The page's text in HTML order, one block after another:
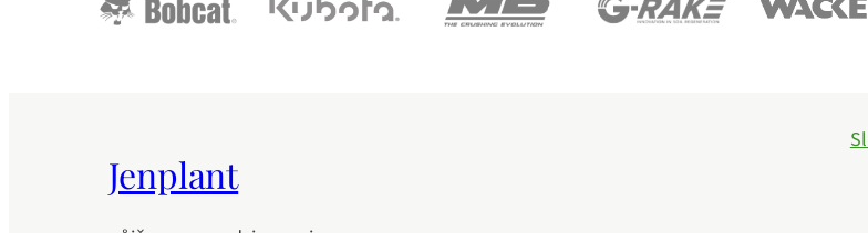
Jenplant